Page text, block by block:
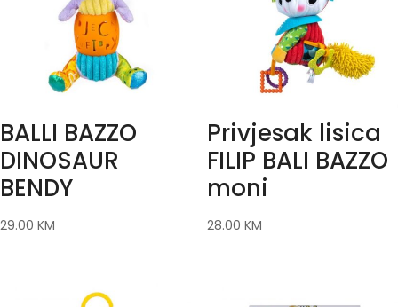
BALLI BAZZO
DINOSAUR
BENDY
29.00 KM
Privjesak lisica
FILIP BALI BAZZO
moni
28.00 KM